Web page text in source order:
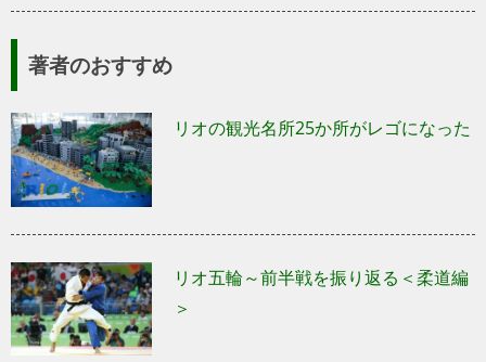
著者のおすすめ
リオの観光名所25か所がレゴになった
リオ五輪～前半戦を振り返る＜柔道編
＞